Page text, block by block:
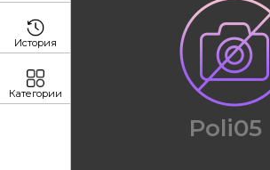
Poli05
История
Категории